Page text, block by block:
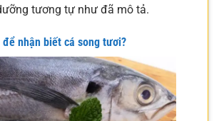
tương tự như đã mô tả.
để nhận biết cá song tươi?